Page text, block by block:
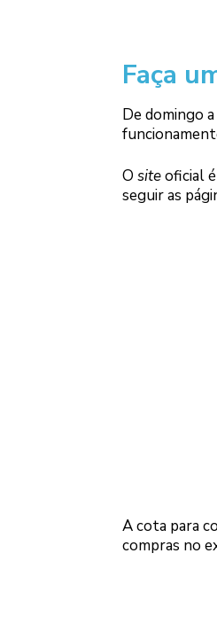
Faça
De domingo
O siteoficial
seguir as
A cota para
compras no